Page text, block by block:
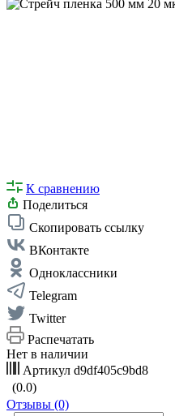
К сравнению
Поделиться
Скопировать ссылку
ВКонтакте
Одноклассники
Telegram
Twitter
Распечатать
Нет в наличии
Артикул d9df405c9bd8
(0.0)
Отзывы (0)